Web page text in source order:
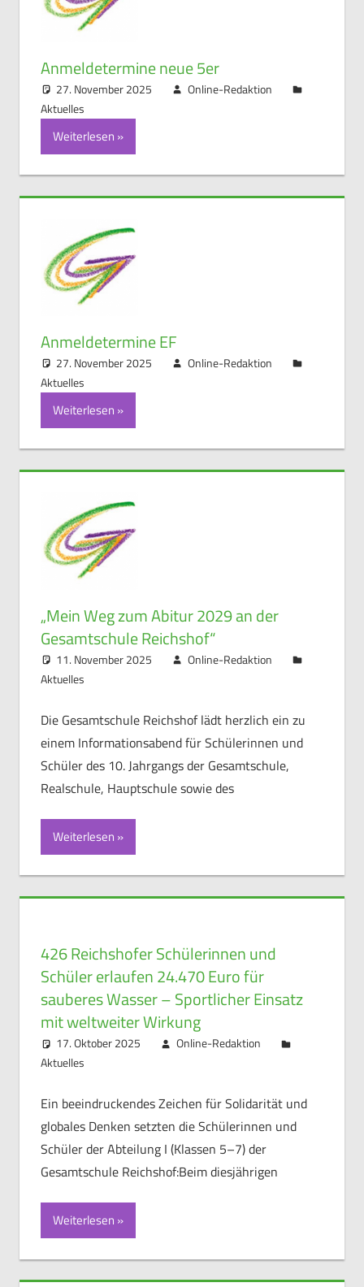
Anmeldetermine neue 5er
27. November 2025
Online-Redaktion
Aktuelles
Weiterlesen
Anmeldetermine EF
27. November 2025
Online-Redaktion
Aktuelles
Weiterlesen
„Mein Weg zum Abitur 2029 an der
Gesamtschule Reichshof“
11. November 2025
Online-Redaktion
Aktuelles
Die Gesamtschule Reichshof lädt herzlich ein zu
einem Informationsabend für Schülerinnen und
Schüler des 10. Jahrgangs der Gesamtschule,
Realschule, Hauptschule sowie des
Weiterlesen
426 Reichshofer Schülerinnen und
Schüler erlaufen 24.470 Euro für
sauberes Wasser – Sportlicher Einsatz
mit weltweiter Wirkung
17. Oktober 2025
Online-Redaktion
Aktuelles
Ein beeindruckendes Zeichen für Solidarität und
globales Denken setzten die Schülerinnen und
Schüler der Abteilung I (Klassen 5–7) der
Gesamtschule Reichshof:Beim diesjährigen
Weiterlesen